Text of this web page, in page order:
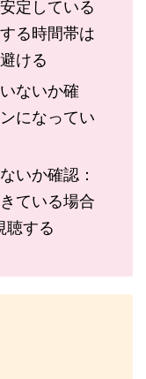
定している
る時間帯は
ける
ないか確
になってい
いか確認：
ている場合
聴する